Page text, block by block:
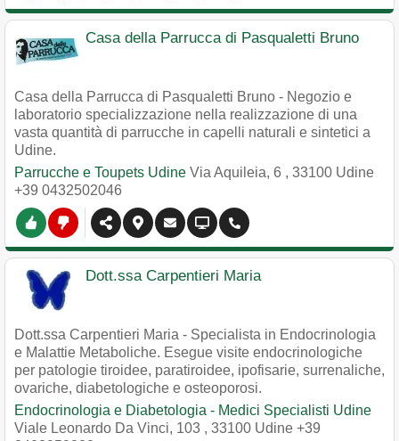
Casa della Parrucca di Pasqualetti Bruno
Casa della Parrucca di Pasqualetti Bruno - Negozio e
laboratorio specializzazione nella realizzazione di una
vasta quantità di parrucche in capelli naturali e sintetici a
Udine.
Parrucche e Toupets Udine Via Aquileia, 6 , 33100 Udine
+39 0432502046
Dott.ssa Carpentieri Maria
Dott.ssa Carpentieri Maria - Specialista in Endocrinologia
e Malattie Metaboliche. Esegue visite endocrinologiche
per patologie tiroidee, paratiroidee, ipofisarie, surrenaliche,
ovariche, diabetologiche e osteoporosi.
Endocrinologia e Diabetologia - Medici Specialisti Udine
Viale Leonardo Da Vinci, 103 , 33100 Udine +39